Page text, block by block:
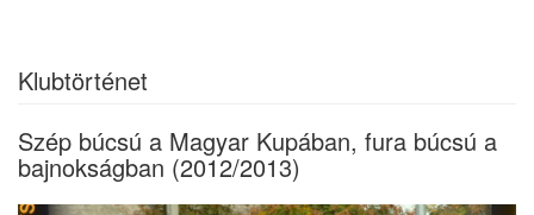
Klubtörténet
Szép búcsú a Magyar Kupában, fura búcsú a
bajnokságban (2012/2013)